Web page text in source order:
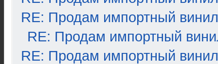
RE: Продам импортный винил
RE: Продам импортный
RE: Продам импортный винил